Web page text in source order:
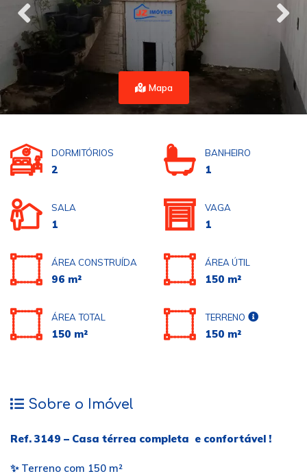
Mapa
DORMITÓRIOS
2
BANHEIRO
1
SALA
1
VAGA
1
ÁREA CONSTRUÍDA
96 m²
ÁREA ÚTIL
150 m²
ÁREA TOTAL
150 m²
TERRENO
150 m²
Sobre o Imóvel
Ref. 3149 – Casa térrea completa e confortável !
✨ Terreno com 150 m²